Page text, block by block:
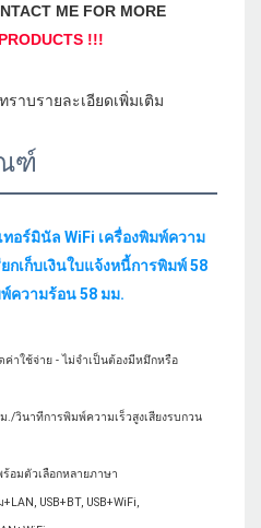
ฑ์
อร์มินัล WiFi เครื่องพิมพ์ความ
กเก็บเงินใบแจ้งหนี้การพิมพ์ 58
าใช้จ่าย - ไม่จำเป็นต้องมีหมึกหรือ
วินาทีการพิมพ์ความเร็วสูงเสียงรบกวน
อมตัวเลือกหลายภาษา
USB+BT, USB+WiFi,